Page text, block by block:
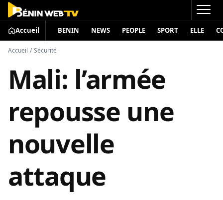
Accueil BENIN NEWS PEOPLE SPORT ELLE
Accueil / Sécurité
Mali: l’armée
repousse une
nouvelle
attaque